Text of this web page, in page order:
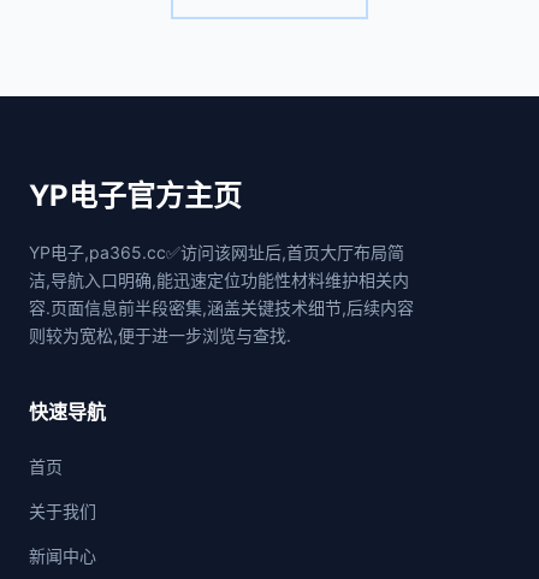
YP电子官方主页
YP电子,pa365.cc✅访问该网址后,首页大厅布局简
洁,导航入口明确,能迅速定位功能性材料维护相关内
容.页面信息前半段密集,涵盖关键技术细节,后续内容
则较为宽松,便于进一步浏览与查找.
快速导航
首页
关于我们
新闻中心